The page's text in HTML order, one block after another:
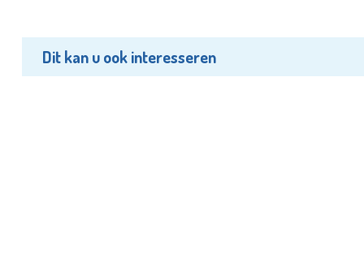
Dit kan u ook interesseren